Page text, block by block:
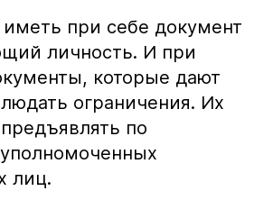
при себе документ
личность. И при
которые дают
ограничения. Их
по
лиц.